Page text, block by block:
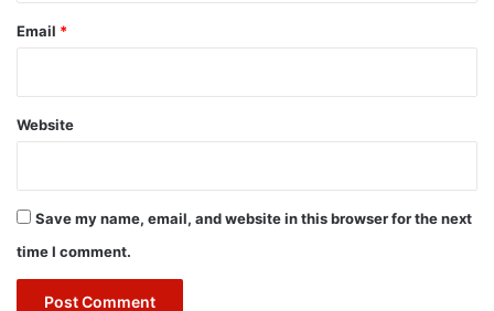
Email *
Website
Save my name, email, and website in this browser for the next
time I comment.